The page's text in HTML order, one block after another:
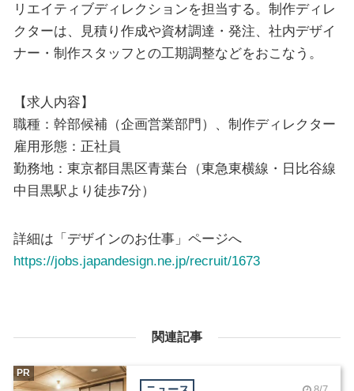
リエイティブディレクションを担当する。制作ディレ
クターは、見積り作成や資材調達・発注、社内デザイ
ナー・制作スタッフとの工期調整などをおこなう。
【求人内容】
職種：幹部候補（企画営業部門）、制作ディレクター
雇用形態：正社員
勤務地：東京都目黒区青葉台（東急東横線・日比谷線
中目黒駅より徒歩7分）
詳細は「デザインのお仕事」ページへ
https://jobs.japandesign.ne.jp/recruit/1673
関連記事
PR